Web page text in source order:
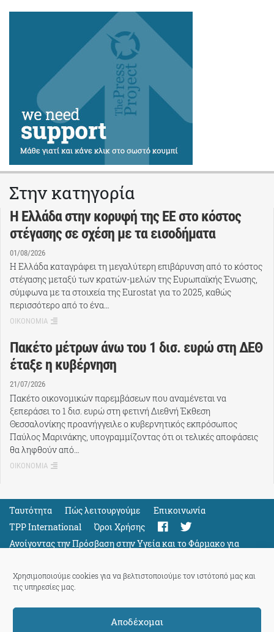
Χρησιμοποιούμε cookies για να βελτιστοποιούμε τον ιστότοπό μας και
τις υπηρεσίες μας.
Αποδέχομαι
Στην κατηγορία
Η Ελλάδα στην κορυφή της ΕΕ στο κόστος
στέγασης σε σχέση με τα εισοδήματα
01/08/2026
Η Ελλάδα καταγράφει τη μεγαλύτερη επιβάρυνση από το κόστος
στέγασης μεταξύ των κρατών-μελών της Ευρωπαϊκής Ένωσης,
σύμφωνα με τα στοιχεία της Eurostat για το 2025, καθώς
περισσότερο από το ένα…
ΟΙΚΟΝΟΜΙΑ
Πακέτο μέτρων άνω του 1 δισ. ευρώ στη ΔΕΘ
έταξε η κυβέρνηση
21/07/2026
Πακέτο οικονομικών παρεμβάσεων που αναμένεται να
ξεπεράσει το 1 δισ. ευρώ στη φετινή Διεθνή Έκθεση
Θεσσαλονίκης προανήγγειλε ο κυβερνητικός εκπρόσωπος
Παύλος Μαρινάκης, υπογραμμίζοντας ότι οι τελικές αποφάσεις
θα ληφθούν από…
ΟΙΚΟΝΟΜΙΑ
Ταυτότητα Πώς λειτουργούμε
Eπικοινωνία
TPP International
Όροι Χρήσης
Ανοίγοντας την Πρόσβαση στην Υγεία και το Φάρμακο για
Όλους
Support